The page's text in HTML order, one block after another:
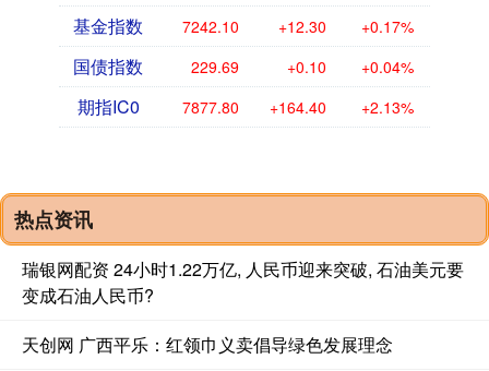
基金指数 7242.10 +12.30 +0.17%
国债指数 229.69 +0.10 +0.04%
期指IC0 7877.80 +164.40 +2.13%
热点资讯
瑞银网配资 24小时1.22万亿, 人民币迎来突破, 石油美元要
变成石油人民币?
天创网 广西平乐：红领巾义卖倡导绿色发展理念